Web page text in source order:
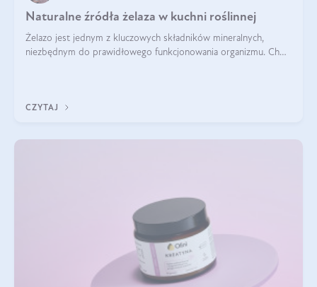
Naturalne źródła żelaza w kuchni roślinnej
Żelazo jest jednym z kluczowych składników mineralnych,
niezbędnym do prawidłowego funkcjonowania organizmu. Choć
CZYTAJ